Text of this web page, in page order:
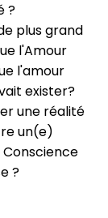
?
plus grand
l'Amour
l'amour
exister?
une réalité
un(e)
?